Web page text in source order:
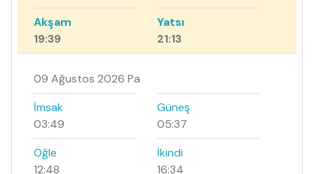
Akşam
19:39
Yatsı
21:13
09 Ağustos 2026 Pa
İmsak
03:49
Güneş
05:37
Öğle
12:48
İkindi
16:34